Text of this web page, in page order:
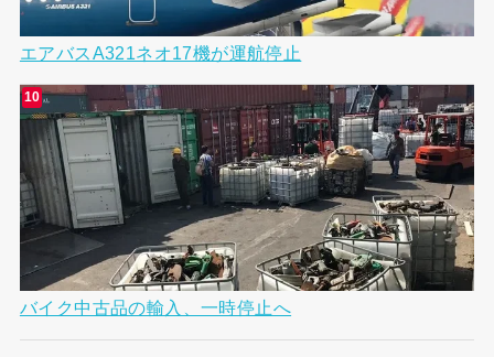
エアバスA321ネオ17機が運航停止
バイク中古品の輸入、一時停止へ